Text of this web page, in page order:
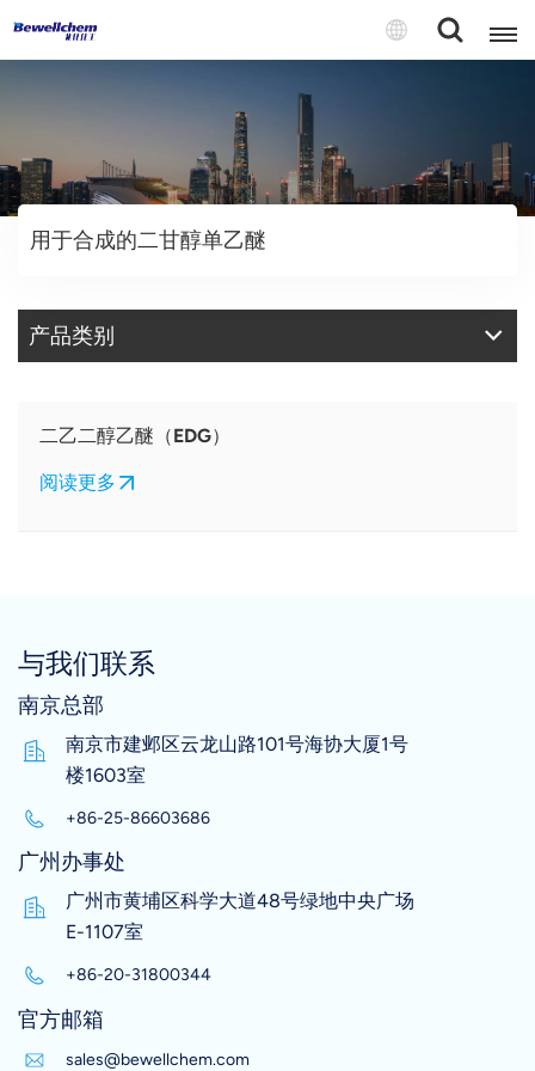
English
Русский
中文
Español
用于合成的二甘醇单乙醚
产品类别
二乙二醇乙醚（EDG）
阅读更多
与我们联系
南京总部
南京市建邺区云龙山路101号海协大厦1号
楼1603室
+86-25-86603686
广州办事处
广州市黄埔区科学大道48号绿地中央广场
E-1107室
+86-20-31800344
官方邮箱
sales@bewellchem.com